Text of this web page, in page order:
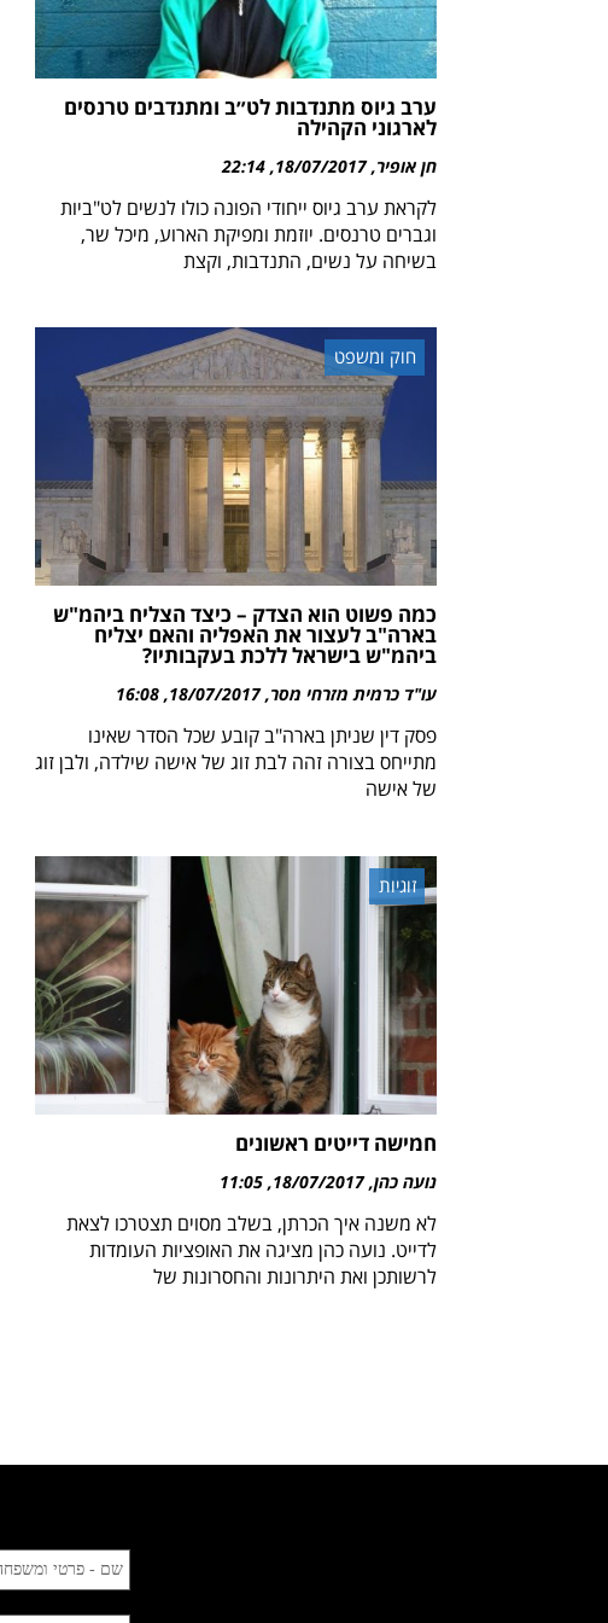
ערב גיוס מתנדבות לט״ב ומתנדבים טרנסים
לארגוני הקהילה
חן אופיר 18/07/2017
22:14
לקראת ערב גיוס ייחודי הפונה כולו לנשים לט"ביות
וגברים טרנסים. יוזמת ומפיקת הארוע, מיכל שר,
בשיחה על נשים, התנדבות, וקצת
חוק ומשפט
כמה פשוט הוא הצדק – כיצד הצליח ביהמ"ש
בארה"ב לעצור את האפליה והאם יצליח
ביהמ"ש בישראל ללכת בעקבותיו?
עו"ד כרמית מזרחי מסר 18/07/2017
16:08
פסק דין שניתן בארה"ב קובע שכל הסדר שאינו
מתייחס בצורה זהה לבת זוג של אישה שילדה, ולבן זוג
של אישה
זוגיות
חמישה דייטים ראשונים
נועה כהן 18/07/2017
11:05
לא משנה איך הכרתן, בשלב מסוים תצטרכו לצאת
לדייט. נועה כהן מציגה את האופציות העומדות
לרשותכן ואת היתרונות והחסרונות של